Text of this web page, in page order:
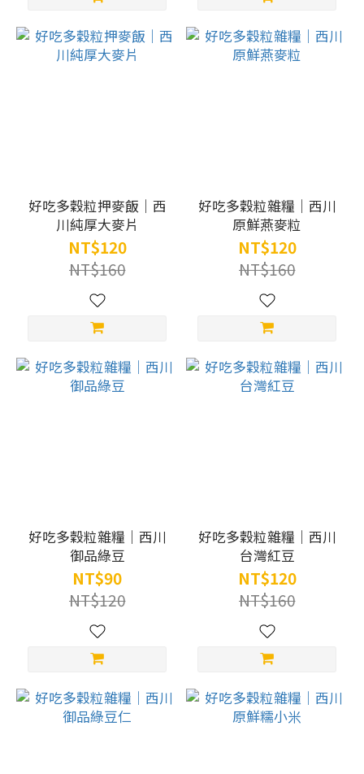
好吃多穀粒押麥飯｜西
川純厚大麥片
NT$120
NT$160
好吃多穀粒雜糧｜西川
原鮮燕麥粒
NT$120
NT$160
好吃多穀粒雜糧｜西川
御品綠豆
NT$90
NT$120
好吃多穀粒雜糧｜西川
台灣紅豆
NT$120
NT$160